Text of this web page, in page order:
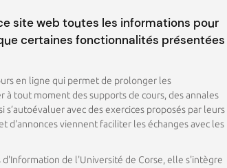
site web toutes les informations pour
certaines fonctionnalités présentées
en ligne qui permet de prolonger les
tout moment des supports de cours, des annales
avec des exercices proposés par leurs
d'annonces viennent faciliter les échanges avec les
de l'Université de Corse, elle s'intègre